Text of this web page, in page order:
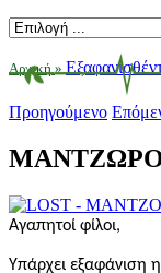
Αρχική »
Προηγούμενο
Aγαπητοί φίλοι,
Υπάρχει εξαφάνιση